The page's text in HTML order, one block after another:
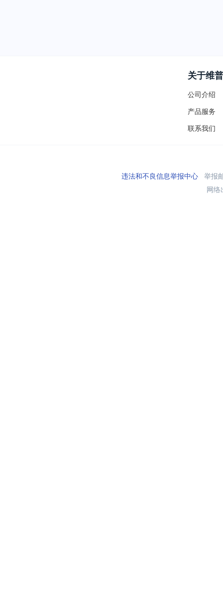
关于维普
公司介绍
产品服务
联系我们
违法和不良信息举报中心举报
网